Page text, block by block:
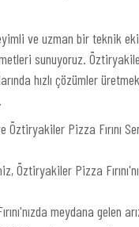
ve uzman bir teknik
sunuyoruz.
hızlı çözümler
Pizza Fırını
Öztiryakiler Pizza
meydana gelen